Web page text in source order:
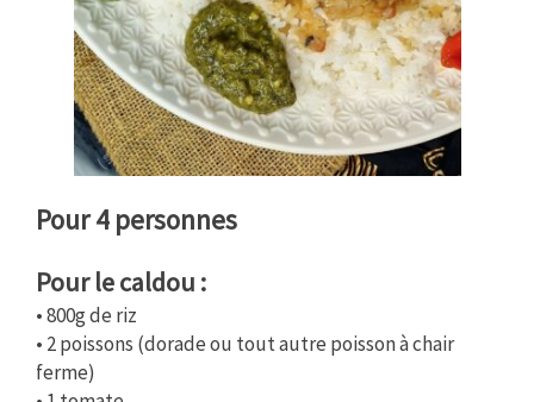
Pour 4 personnes
Pour le caldou :
• 800g de riz
• 2 poissons (dorade ou tout autre poisson à chair
ferme)